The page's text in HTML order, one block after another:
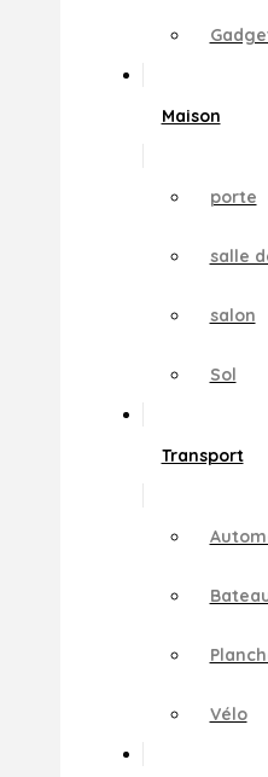
Maison
porte
salle
salon
Sol
Transport
Vélo